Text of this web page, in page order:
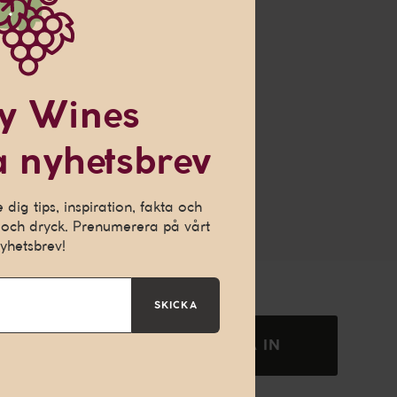
SKICKA IN
Wines
nyhetsbrev
tips, inspiration, fakta och
dryck. Prenumerera på vårt
SKICKA
ge dig en
för att kunna